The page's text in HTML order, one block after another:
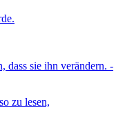
zu lesen,